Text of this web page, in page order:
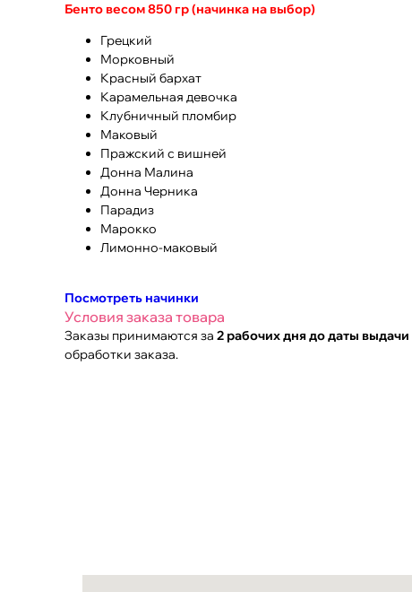
Бенто весом 850 гр (начинка на выбор)
Грецкий
Морковный
Красный бархат
Карамельная девочка
Клубничный пломбир
Маковый
Пражский с вишней
Донна Малина
Донна Черника
Парадиз
Марокко
Лимонно-маковый
Посмотреть начинки
Условия заказа товара
Заказы принимаются за 2 рабочих дня до даты выдачи
обработки заказа.